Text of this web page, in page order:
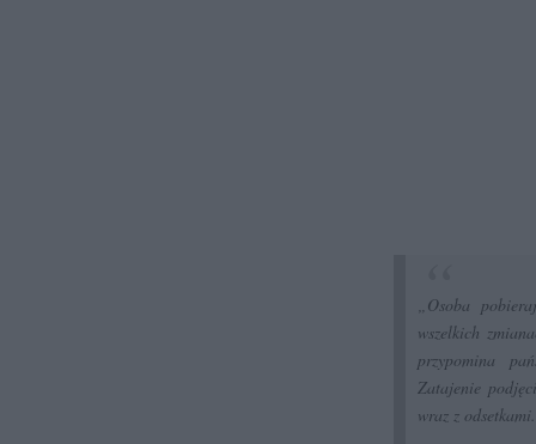
„Osoba
wszelkich
przypomina
Zatajenie
wraz z odsetkami.